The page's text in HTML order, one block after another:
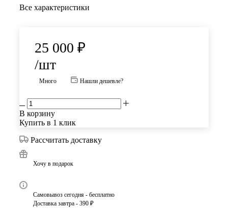
Все характеристики
25 000 ₽
/шт
Много Нашли дешевле?
В корзину
Купить в 1 клик
Рассчитать доставку
Хочу в подарок
Самовывоз сегодня - бесплатно
Доставка завтра - 390 ₽